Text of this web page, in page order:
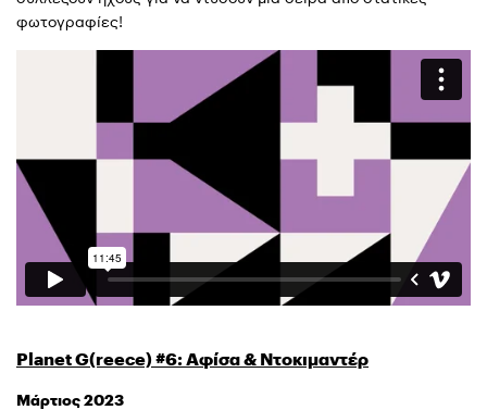
φωτογραφίες!
Planet G(reece) #6: Αφίσα & Ντοκιμαντέρ
Μάρτιος 2023